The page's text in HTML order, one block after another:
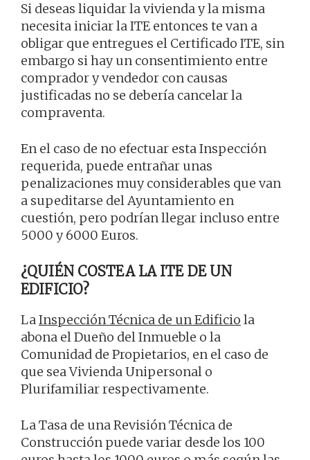
Si deseas liquidar la vivienda y la misma
necesita iniciar la ITE entonces te van a
obligar que entregues el Certificado ITE, sin
embargo si hay un consentimiento entre
comprador y vendedor con causas
justificadas no se debería cancelar la
compraventa.
En el caso de no efectuar esta Inspección
requerida, puede entrañar unas
penalizaciones muy considerables que van
a supeditarse del Ayuntamiento en
cuestión, pero podrían llegar incluso entre
5000 y 6000 Euros.
¿QUIÉN COSTEA LA ITE DE UN
EDIFICIO?
LaInspección Técnica de un Edificio la
abona el Dueño del Inmueble o la
Comunidad de Propietarios, en el caso de
que sea Vivienda Unipersonal o
Plurifamiliar respectivamente.
La Tasa de una Revisión Técnica de
Construcción puede variar desde los 100